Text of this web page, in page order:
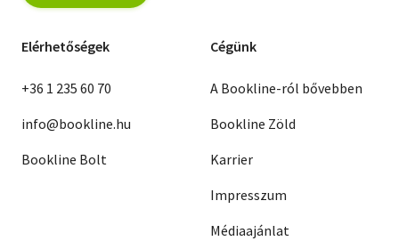
Elérhetőségek
+36 1 235 60 70
info@bookline.hu
Bookline Bolt
Cégünk
A Bookline-ról bővebben
Bookline Zöld
Karrier
Impresszum
Médiaajánlat